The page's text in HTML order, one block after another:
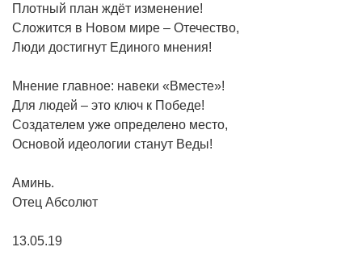
Плотный план ждёт изменение!
Сложится в Новом мире – Отечество,
Люди достигнут Единого мнения!
Мнение главное: навеки «Вместе»!
Для людей – это ключ к Победе!
Создателем уже определено место,
Основой идеологии станут Веды!
Аминь.
Отец Абсолют
13.05.19